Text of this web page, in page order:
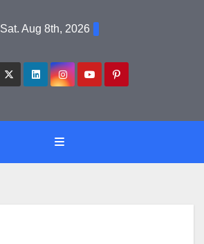
Sat. Aug 8th, 2026